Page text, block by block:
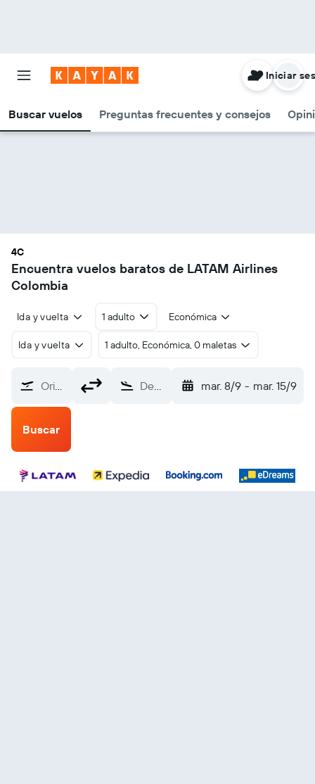
Buscar vuelos Preguntas frecuentes y consejos
Iniciar
4C
Encuentra vuelos baratos de LATAM Airlines
Colombia
Ida y vuelta 1 adulto Económica
Ida y vuelta 1 adulto, Económica, 0 maletas
Origen Destino mar. 8/9 - mar. 15/9
Buscar